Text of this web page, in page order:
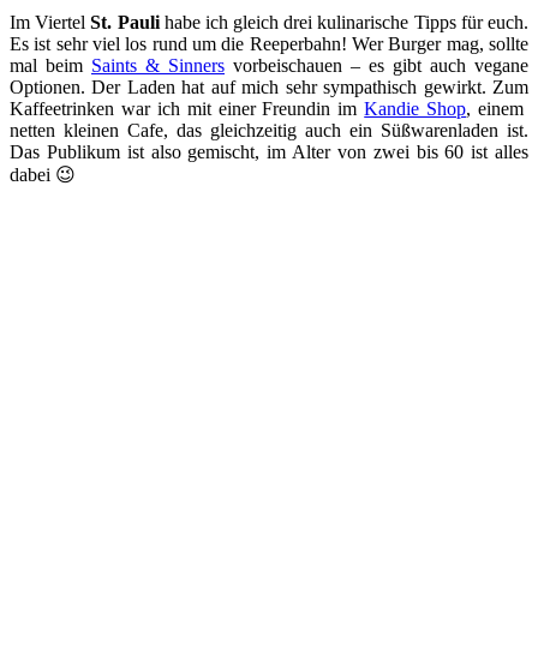
Im ViertelSt. Paulihabe ich gleich drei kulinarische Tipps für euch.
Es ist sehr viel los rund um die Reeperbahn! Wer Burger mag, sollte
mal beim Saints & Sinners vorbeischauen – es gibt auch vegane
Optionen. Der Laden hat auf mich sehr sympathisch gewirkt. Zum
Kaffeetrinken war ich mit einer Freundin imKandie Shop, einem
netten kleinen Cafe, das gleichzeitig auch ein Süßwarenladen ist.
Das Publikum ist also gemischt, im Alter von zwei bis 60 ist alles
dabei 😉